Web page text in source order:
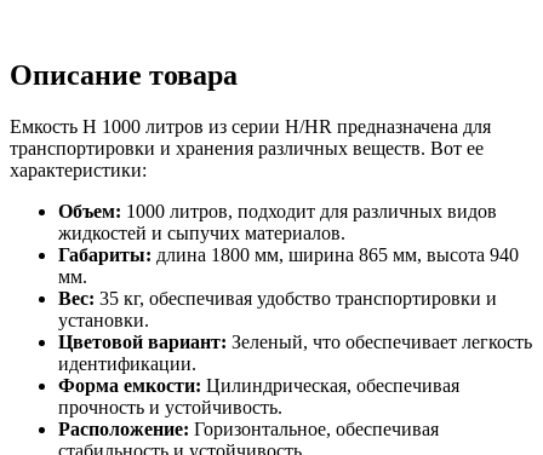
Описание товара
Емкость H 1000 литров из серии H/HR предназначена для
транспортировки и хранения различных веществ. Вот ее
характеристики:
Объем: 1000 литров, подходит для различных видов
жидкостей и сыпучих материалов.
Габариты: длина 1800 мм, ширина 865 мм, высота 940
мм.
Вес: 35 кг, обеспечивая удобство транспортировки и
установки.
Цветовой вариант: Зеленый, что обеспечивает легкость
идентификации.
Форма емкости: Цилиндрическая, обеспечивая
прочность и устойчивость.
Расположение: Горизонтальное, обеспечивая
стабильность и устойчивость.